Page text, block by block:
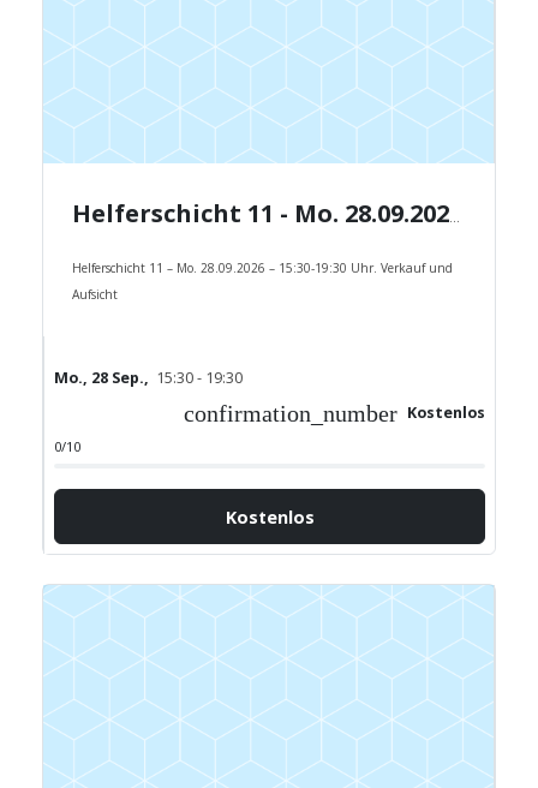
Helferschicht 11 – Mo. 28.09.2026 – 15:30-19:30 Uhr. Verkauf und
Aufsicht
Mo., 28 Sep., 15:30 - 19:30
confirmation_number Kostenlos
0/10
Kostenlos